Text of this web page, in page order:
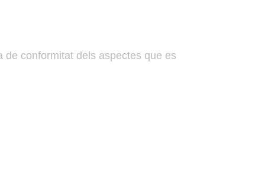
conformitat dels aspectes que es